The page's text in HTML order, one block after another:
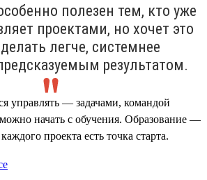
полезен тем, кто уже
проектами, но хочет это
делать легче, системнее
результатом.
управлять — задачами, командой
начать с обучения. Образование —
проекта есть точка старта.